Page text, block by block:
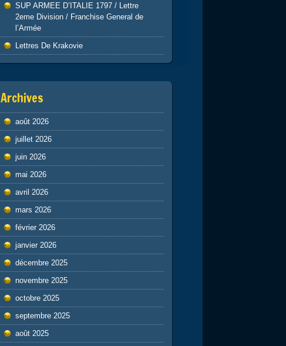
SUP ARMEE D’ITALIE 1797 / Lettre
2eme Division / Franchise General de
l’Armée
Lettres De Krakovie
Archives
août 2026
juillet 2026
juin 2026
mai 2026
avril 2026
mars 2026
février 2026
janvier 2026
décembre 2025
novembre 2025
octobre 2025
septembre 2025
août 2025